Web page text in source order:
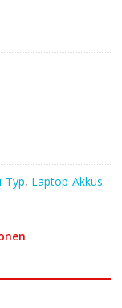
Typ, Laptop-Akkus